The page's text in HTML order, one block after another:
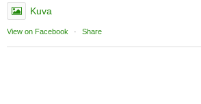
Kuva
View on Facebook · Share